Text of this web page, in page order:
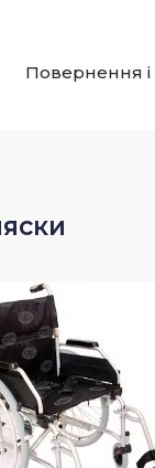
Повернення і